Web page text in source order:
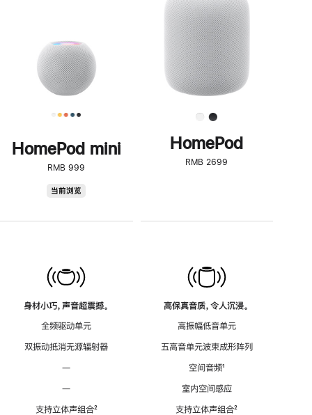
HomePod mini
RMB 999
当前浏览
身材小巧，声音超震撼。
全频驱动单元
双振动抵消无源辐射器
—
—
支持立体声组合脚
²
了
解
HomePod<
HomePod
RMB 2699
高保真音质，令人沉浸。
高振幅低音单元
五高音单元波束成形阵列
空间音频脚
¹
室内空间感应
支持立体声组合脚
²